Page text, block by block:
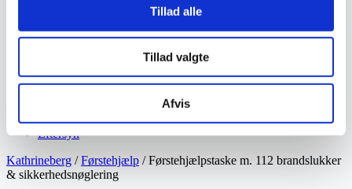
Tillad alle
Tillad valgte
Afvis
Beskyttelsesdragter
Faldsikring
Høreværn
Skæreudstyr
Åndedrætsværn
Kurser
Eftersyn
Kathrineberg /Førstehjælp / Førstehjælpstaske m. 112 brandslukker
& sikkerhedsnøglering